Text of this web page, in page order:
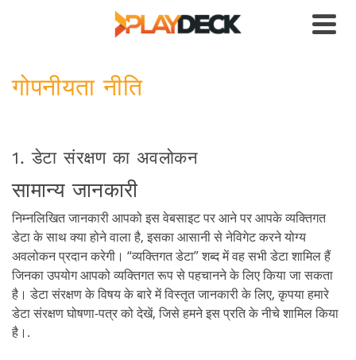
गोपनीयता नीति
1. डेटा संरक्षण का अवलोकन
सामान्य जानकारी
निम्नलिखित जानकारी आपको इस वेबसाइट पर आने पर आपके व्यक्तिगत
डेटा के साथ क्या होने वाला है, इसका आसानी से नेविगेट करने योग्य
अवलोकन प्रदान करेगी। “व्यक्तिगत डेटा” शब्द में वह सभी डेटा शामिल हैं
जिनका उपयोग आपको व्यक्तिगत रूप से पहचानने के लिए किया जा सकता
है। डेटा संरक्षण के विषय के बारे में विस्तृत जानकारी के लिए, कृपया हमारे
डेटा संरक्षण घोषणा-पत्र को देखें, जिसे हमने इस प्रति के नीचे शामिल किया
है।.